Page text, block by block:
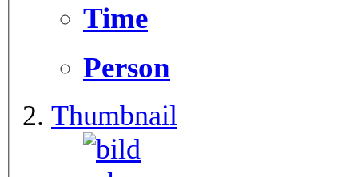
Time
Person
Thumbnail